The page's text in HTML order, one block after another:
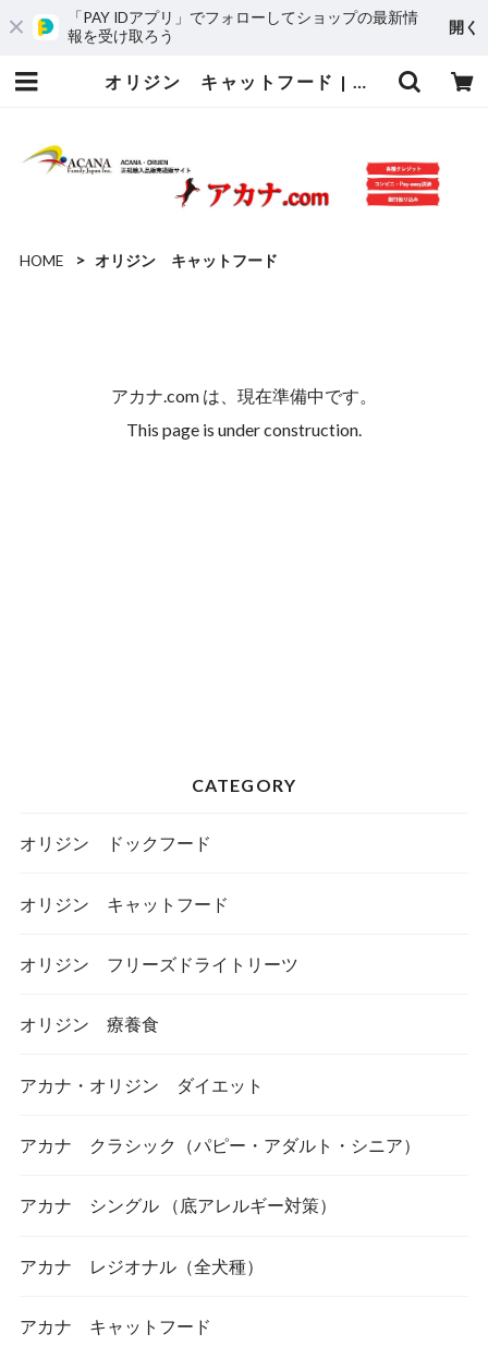
「PAY IDアプリ」でフォローしてショップの最新情
報を受け取ろう
開く
オリジン キャットフード | アカナ.com
HOME オリジン キャットフード
アカナ.com は、現在準備中です。
This page is under construction.
CATEGORY
オリジン ドックフード
オリジン キャットフード
オリジン フリーズドライトリーツ
オリジン 療養食
アカナ・オリジン ダイエット
アカナ クラシック（パピー・アダルト・シニア）
アカナ シングル （底アレルギー対策）
アカナ レジオナル（全犬種）
アカナ キャットフード